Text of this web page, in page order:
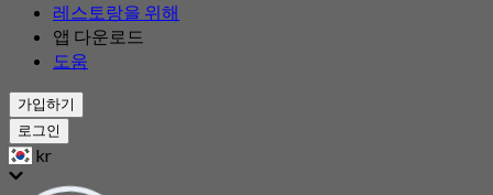
레스토랑을 위해
앱 다운로드
도움
가입하기
로그인
kr